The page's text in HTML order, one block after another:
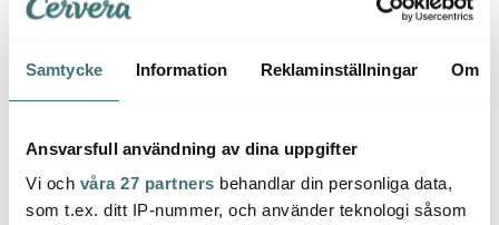
Samtycke Information Reklaminställningar Om
Ansvarsfull användning av dina uppgifter
Vi och våra 27 partners behandlar din personliga data,
som t.ex. ditt IP-nummer, och använder teknologi såsom
35%